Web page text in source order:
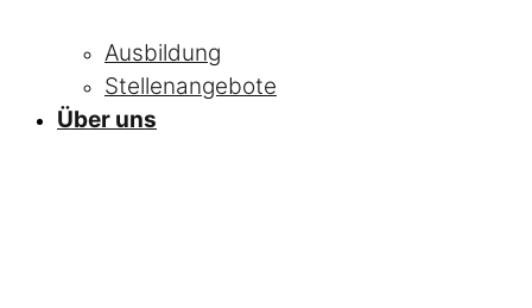
Ausbildung
Stellenangebote
Über uns